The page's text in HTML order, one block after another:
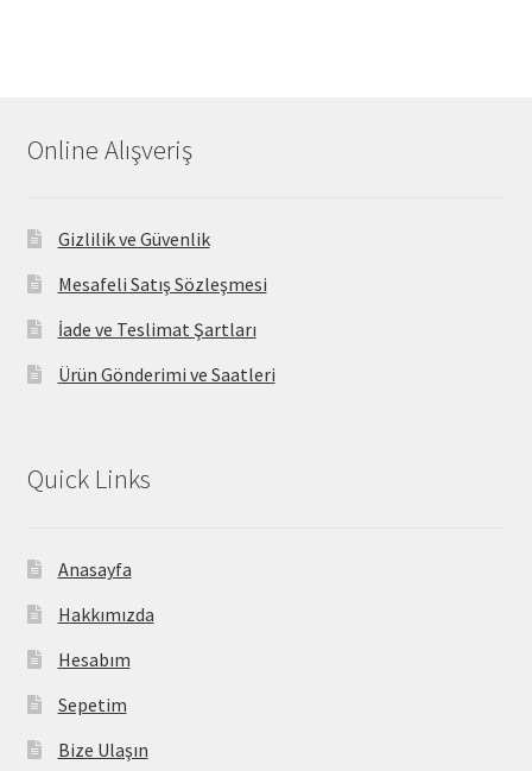
Online Alışveriş
Gizlilik ve Güvenlik
Mesafeli Satış Sözleşmesi
İade ve Teslimat Şartları
Ürün Gönderimi ve Saatleri
Quick Links
Anasayfa
Hakkımızda
Hesabım
Sepetim
Bize Ulaşın